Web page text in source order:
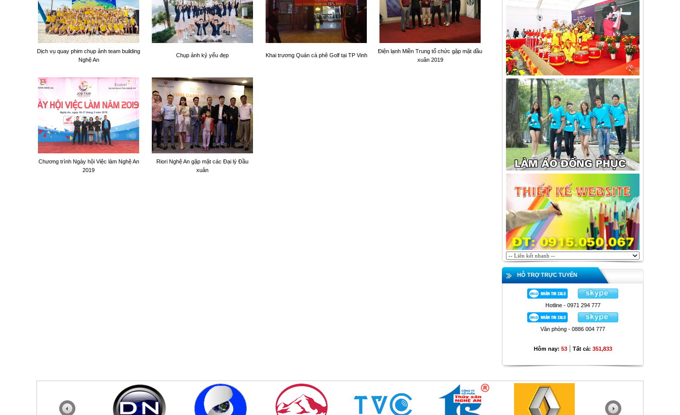
Dịch vụ quay phim chụp ảnh team building
Nghệ An
Chụp ảnh kỷ yếu đẹp Khai trương Quán cà phê Golf tại TP Vinh
Điện lạnh Miền Trung tổ chức gặp mặt đầu
xuân 2019
Chương trình Ngày hội Việc làm Nghệ An
2019
Riori Nghệ An gặp mặt các Đại lý Đầu
xuân
HỖ TRỢ TRỰC TUYẾN
Hotline - 0971 294 777
Văn phòng - 0886 004 777
Hôm nay: 53| Tất cả: 351,833